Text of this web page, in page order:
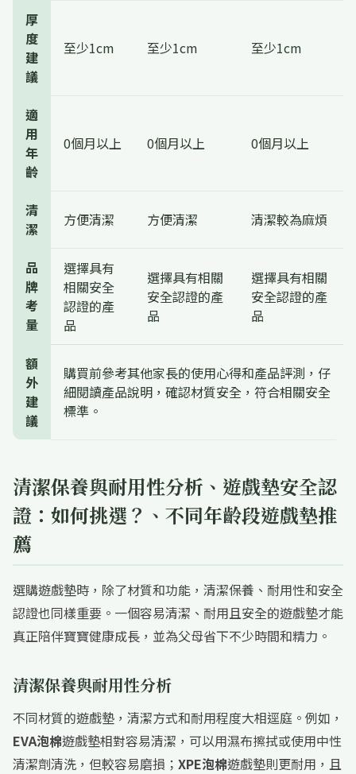
厚
度
建
議
至少1cm 至少1cm 至少1cm
適
用
年
齡
0個月以上 0個月以上 0個月以上
清
潔
方便清潔 方便清潔 清潔較為麻煩
品
牌
考
量
選擇具有
相關安全
認證的產
品
選擇具有相關
安全認證的產
品
選擇具有相關
安全認證的產
品
額
外
建
議
購買前參考其他家長的使用心得和產品評測，仔
細閱讀產品說明，確認材質安全，符合相關安全
標準。
清潔保養與耐用性分析、遊戲墊安全認
證：如何挑選？、不同年齡段遊戲墊推
薦
選購遊戲墊時，除了材質和功能，清潔保養、耐用性和安全
認證也同樣重要。一個容易清潔、耐用且安全的遊戲墊才能
真正陪伴寶寶健康成長，並為父母省下不少時間和精力。
清潔保養與耐用性分析
不同材質的遊戲墊，清潔方式和耐用程度大相逕庭。例如，
EVA泡棉遊戲墊相對容易清潔，可以用濕布擦拭或使用中性
清潔劑清洗，但較容易磨損； XPE泡棉遊戲墊則更耐用，且